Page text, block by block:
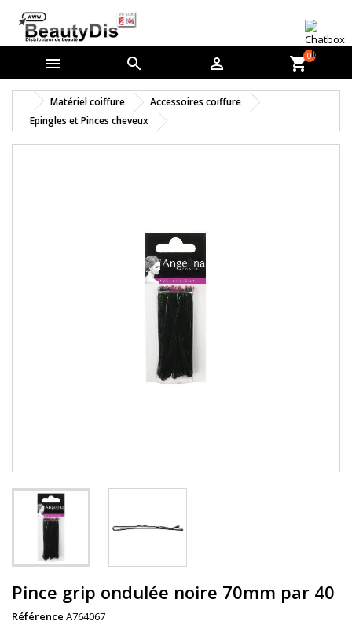
   shopping_cart0
Matériel coiffure
Accessoires coiffure
Epingles et Pinces cheveux
Pince grip ondulée noire 70mm par 40
Référence A764067